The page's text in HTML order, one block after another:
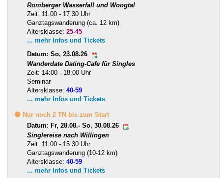
Romberger Wasserfall und Woogtal
Zeit: 11:00 - 17:30 Uhr
Ganztagswanderung (ca. 12 km)
Altersklasse: 25-45
... mehr Infos und Tickets
Datum: So, 23.08.26
Wanderdate Dating-Cafe für Singles
Zeit: 14:00 - 18:00 Uhr
Seminar
Altersklasse: 40-59
... mehr Infos und Tickets
🟡 Nur noch 2 TN bis zum Start
Datum: Fr, 28.08.- So, 30.08.26
Singlereise nach Willingen
Zeit: 11:00 - 15:30 Uhr
Ganztagswanderung (10-12 km)
Altersklasse: 40-59
... mehr Infos und Tickets